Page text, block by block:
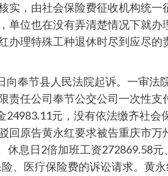
实，由社会保险费征收机构统一
单位也在没有弄清楚情况下就办
办理特殊工种退休时尽到应尽的
奉节县人民法院起诉。一审法
责任公司奉节公交公司一次性支
元，没有依法缴齐社会
回原告黄永红要求被告重庆市万
息日2倍加班工资272869.58
、医疔保险费的诉讼请求。黄